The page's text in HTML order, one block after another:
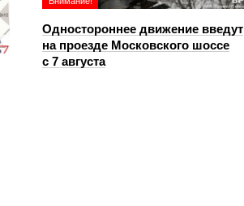
Одностороннее движение введут
на проезде Московского шоссе
с 7 августа